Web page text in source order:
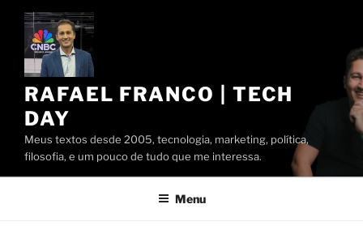
Pular
conteúdo
RAFAEL FRANCO | TECH
DAY
Meus textos desde 2005, tecnologia, marketing, política,
filosofia, e um pouco de tudo que me interessa.
Menu